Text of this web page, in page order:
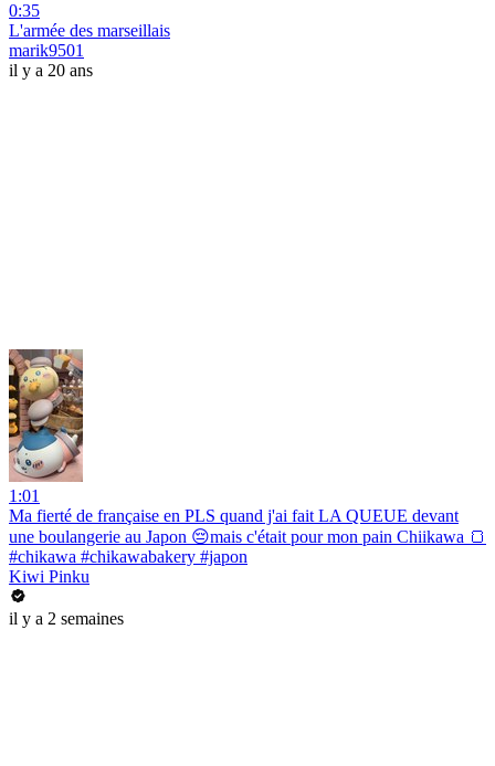
0:35
L'armée des marseillais
marik9501
il y a 20 ans
1:01
Ma fierté de française en PLS quand j'ai fait LA QUEUE devant
une boulangerie au Japon 😔mais c'était pour mon pain Chiikawa 🍞
#chikawa #chikawabakery #japon
Kiwi Pinku
il y a 2 semaines